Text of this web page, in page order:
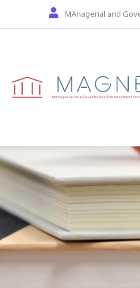
Skip to main contentMAnagerial and